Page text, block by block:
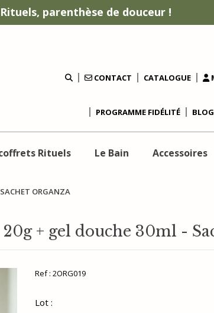
parenthèse de douceur !
CONTACT CATALOGUE
PROGRAMME FIDÉLITÉ BLOG
Rituels Le Bain Accessoires
ORGANZA
+ gel douche 30ml -
Ref : 2ORG019
Lot :